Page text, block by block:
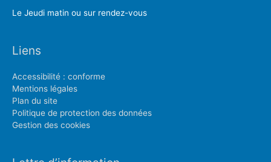
Le Jeudi matin ou sur rendez-vous
Liens
Accessibilité : conforme
Mentions légales
Plan du site
Politique de protection des données
Gestion des cookies